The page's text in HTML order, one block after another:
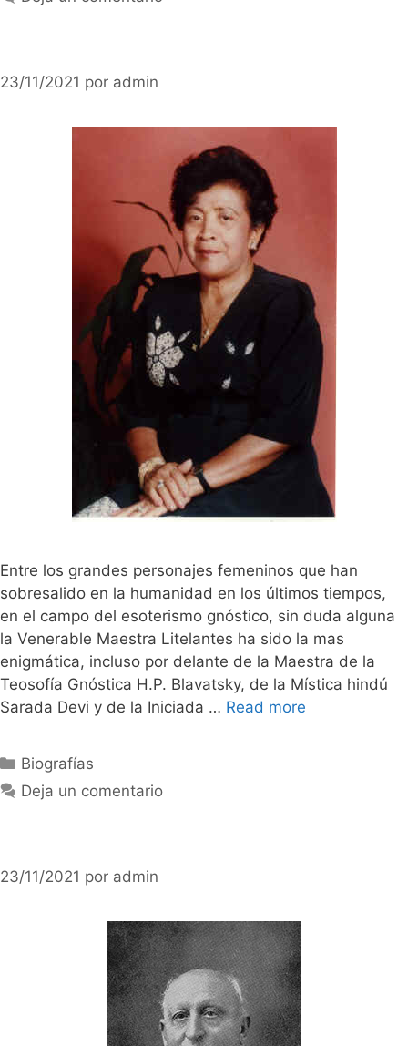
23/11/2021 por admin
Entre los grandes personajes femeninos que han
sobresalido en la humanidad en los últimos tiempos,
en el campo del esoterismo gnóstico, sin duda alguna
la Venerable Maestra Litelantes ha sido la mas
enigmática, incluso por delante de la Maestra de la
Teosofía Gnóstica H.P. Blavatsky, de la Mística hindú
Sarada Devi y de la Iniciada … Read more
Categorías
Biografías
Deja un comentario
23/11/2021 por admin